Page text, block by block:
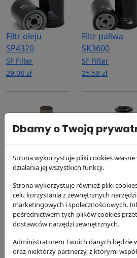
Filtr oleju
SP4320
SF Filter
29.08 zł
Filtr paliwa
SK3600
SF Filter
25.58 zł
Filtr powietrza
SL8552
SF Filter
77.43 zł
Filtr powietrza
SL8003
SF Filter
53.14 zł
Dbamy o Twoją
Strona wykorzystuje pliki cookies
działania jej wszystkich funkcji.
Strona wykorzystuje również pliki
celu korzystania z zewnętrznych
marketingowych i społecznościowych.
pośrednictwem tych plików cookies
dostawców narzędzi zewnętrznych.
Administratorem Twoich danych będzie
oraz niektórzy partnerzy, z którymi